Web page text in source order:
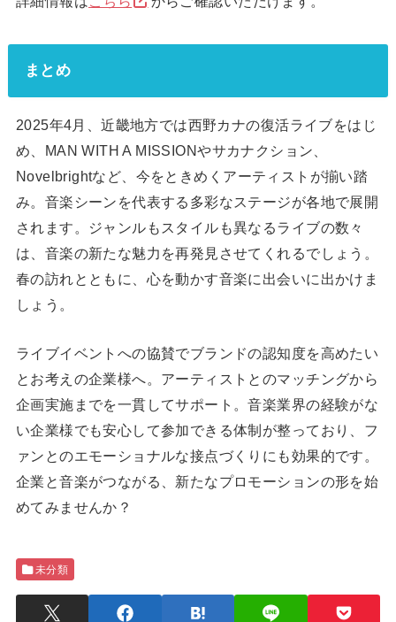
まとめ
2025年4月、近畿地方では西野カナの復活ライブをはじ
め、MAN WITH A MISSIONやサカナクション、
Novelbrightなど、今をときめくアーティストが揃い踏
み。音楽シーンを代表する多彩なステージが各地で展開
されます。ジャンルもスタイルも異なるライブの数々
は、音楽の新たな魅力を再発見させてくれるでしょう。
春の訪れとともに、心を動かす音楽に出会いに出かけま
しょう。
ライブイベントへの協賛でブランドの認知度を高めたい
とお考えの企業様へ。アーティストとのマッチングから
企画実施までを一貫してサポート。音楽業界の経験がな
い企業様でも安心して参加できる体制が整っており、フ
ァンとのエモーショナルな接点づくりにも効果的です。
企業と音楽がつながる、新たなプロモーションの形を始
めてみませんか？
未分類